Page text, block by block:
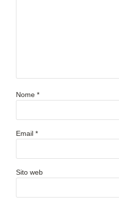
Nome *
Email *
Sito web